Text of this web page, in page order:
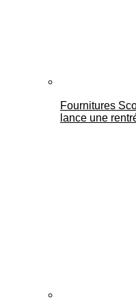
Fournitures
lance une